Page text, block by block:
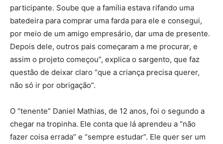
participante. Soube que a família estava rifando uma
batedeira para comprar uma farda para ele e consegui,
por meio de um amigo empresário, dar uma de presente.
Depois dele, outros pais começaram a me procurar, e
assim o projeto começou”, explica o sargento, que faz
questão de deixar claro “que a criança precisa querer,
não só ir por obrigação”.
O “tenente” Daniel Mathias, de 12 anos, foi o segundo a
chegar na tropinha. Ele conta que lá aprendeu a “não
fazer coisa errada” e “sempre estudar”. Ele quer ser um